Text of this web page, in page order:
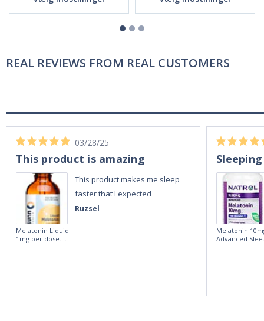
REAL REVIEWS FROM REAL CUSTOMERS
Ruzsel
03/28/25
This product is amazing
This product makes me sleep
faster that I expected
Melatonin Liquid
1mg per dose.
Melatonin
Advanced